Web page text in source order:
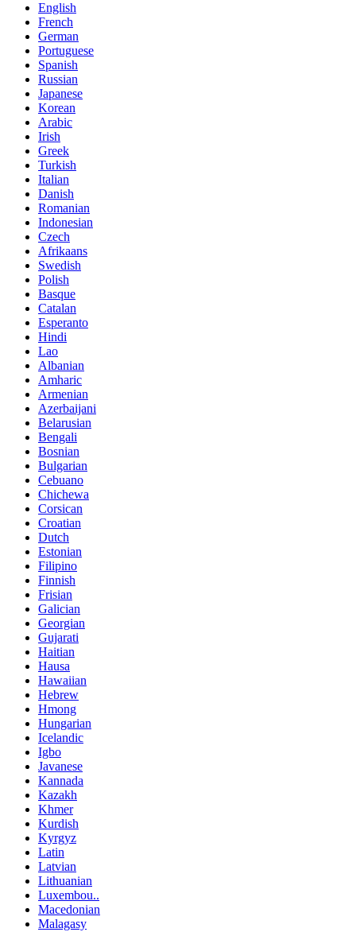
English
French
German
Portuguese
Spanish
Russian
Japanese
Korean
Arabic
Irish
Greek
Turkish
Italian
Danish
Romanian
Indonesian
Czech
Afrikaans
Swedish
Polish
Basque
Catalan
Esperanto
Hindi
Lao
Albanian
Amharic
Armenian
Azerbaijani
Belarusian
Bengali
Bosnian
Bulgarian
Cebuano
Chichewa
Corsican
Croatian
Dutch
Estonian
Filipino
Finnish
Frisian
Galician
Georgian
Gujarati
Haitian
Hausa
Hawaiian
Hebrew
Hmong
Hungarian
Icelandic
Igbo
Javanese
Kannada
Kazakh
Khmer
Kurdish
Kyrgyz
Latin
Latvian
Lithuanian
Luxembou..
Macedonian
Malagasy